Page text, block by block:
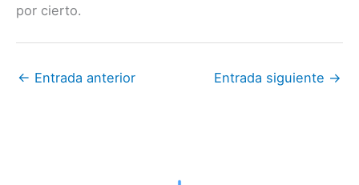
por cierto.
← Entrada anterior Entrada siguiente →